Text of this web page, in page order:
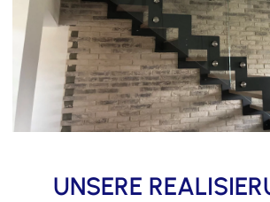
UNSERE